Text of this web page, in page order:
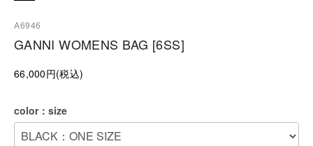
A6946
GANNI WOMENS BAG [6SS]
66,000円(税込)
color：size